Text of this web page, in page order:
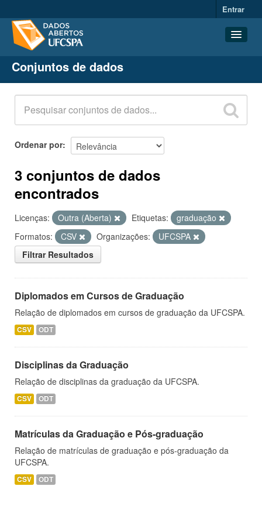
Entrar
Conjuntos de dados
Organizações
Grupos
Sobre
Conjuntos de dados
Ordenar por
3 conjuntos de dados
encontrados
Licenças: Outra (Aberta) Etiquetas:
graduação
Formatos:
CSV Organizações:
UFCSPA
Filtrar Resultados
Diplomados em Cursos de Graduação
Relação de diplomados em cursos de graduação da UFCSPA.
CSV ODT
Disciplinas da Graduação
Relação de disciplinas da graduação da UFCSPA.
CSV ODT
Matrículas da Graduação e Pós-graduação
Relação de matrículas de graduação e pós-graduação da
UFCSPA.
CSV ODT